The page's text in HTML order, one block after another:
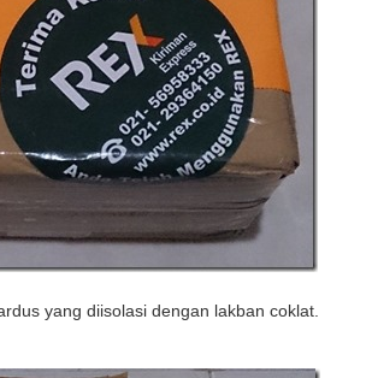
yang diisolasi dengan lakban coklat.